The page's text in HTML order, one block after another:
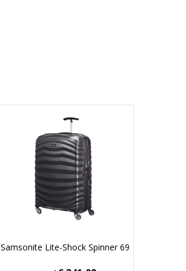
Samsonite Lite-Shock Spinner 69